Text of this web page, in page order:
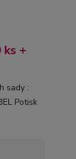
ks +
sady :
Potisk